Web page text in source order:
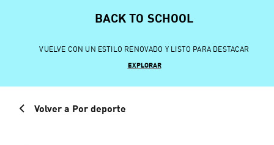
BACK TO SCHOOL
VUELVE CON UN ESTILO RENOVADO Y LISTO PARA DESTACAR
EXPLORAR
Volver a Por deporte